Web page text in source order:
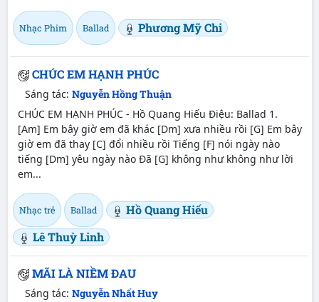
Nhạc Phim Ballad Phương Mỹ Chi
CHÚC EM HẠNH PHÚC
Sáng tác: Nguyễn Hồng Thuận
CHÚC EM HẠNH PHÚC - Hồ Quang Hiếu Điệu: Ballad 1.
[Am] Em bây giờ em đã khác [Dm] xưa nhiều rồi [G] Em bây
giờ em đã thay [C] đổi nhiều rồi Tiếng [F] nói ngày nào
tiếng [Dm] yêu ngày nào Đã [G] không như không như lời
em...
Nhạc trẻ Ballad
Hồ Quang Hiếu
Lê Thuỳ Linh
MÃI LÀ NIỀM ĐAU
Sáng tác: Nguyễn Nhất Huy